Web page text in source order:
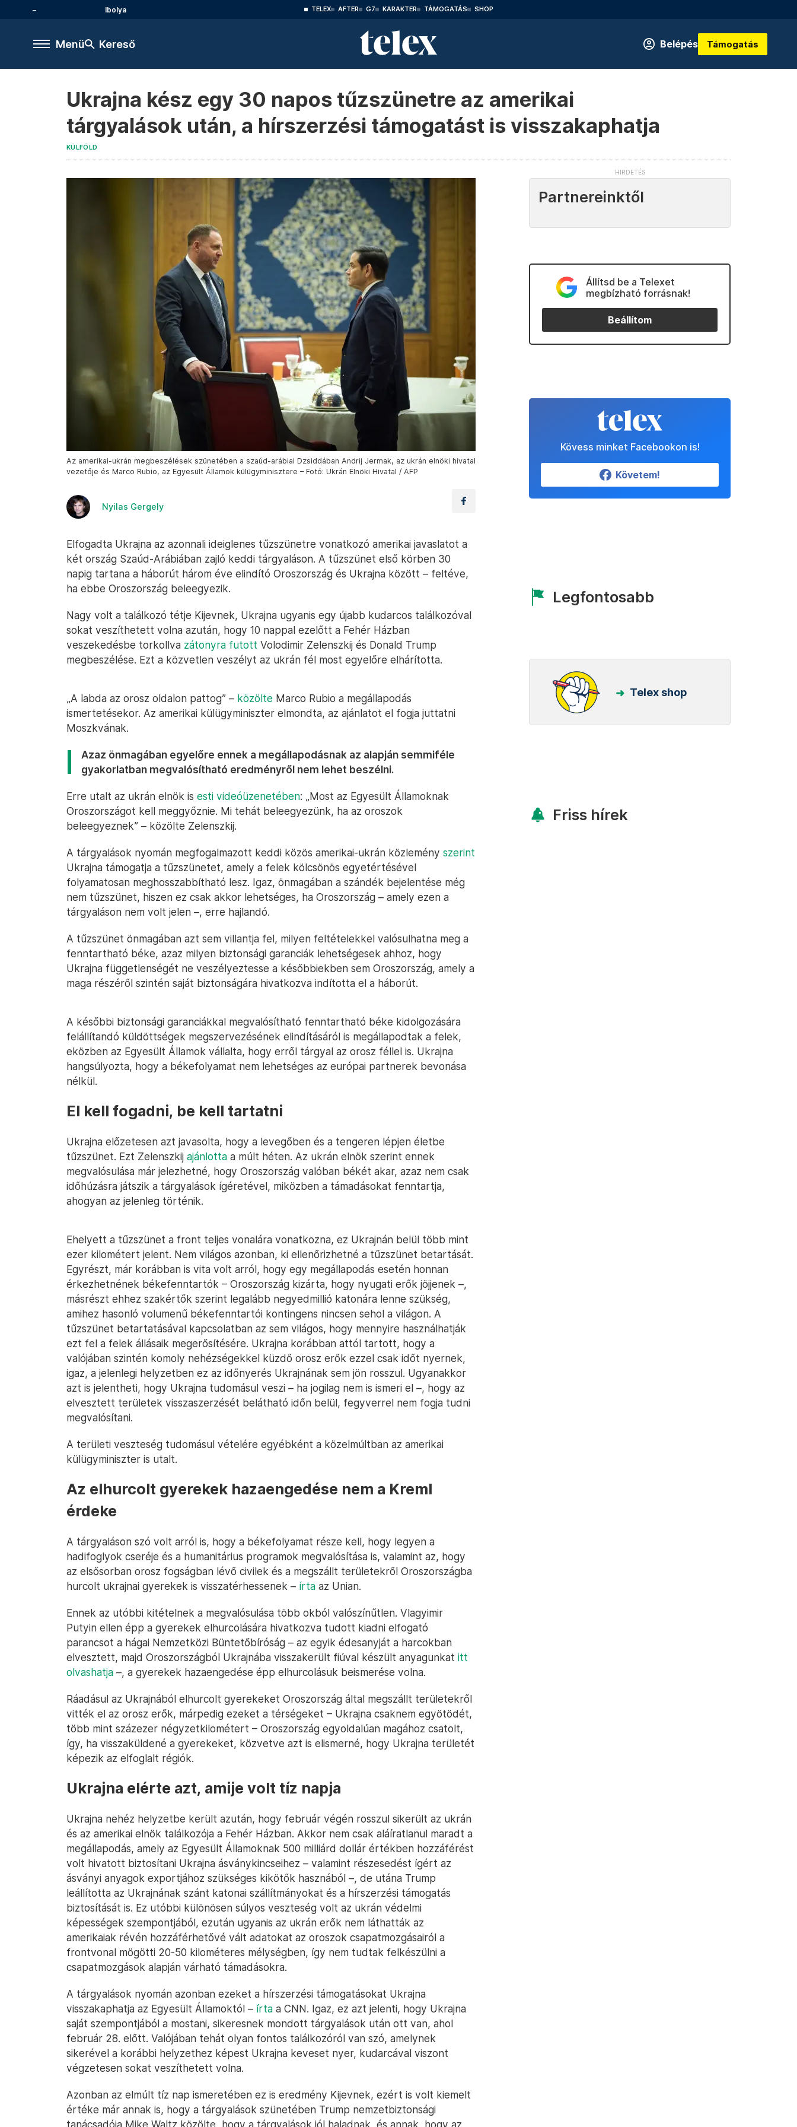
Ibolya TELEX AFTER G7 KARAKTER TÁMOGATÁS SHOP
Menü Kereső Belépés Támogatás
Ukrajna kész egy 30 napos tűzszünetre az amerikai
tárgyalások után, a hírszerzési támogatást is visszakaphatja
KÜLFÖLD
Az amerikai-ukrán megbeszélések szünetében a szaúd-arábiai Dzsiddában Andrij Jermak, az ukrán elnöki hivatal
vezetője és Marco Rubio, az Egyesült Államok külügyminisztere – Fotó: Ukrán Elnöki Hivatal / AFP
Nyilas Gergely
Elfogadta Ukrajna az azonnali ideiglenes tűzszünetre vonatkozó amerikai javaslatot a
két ország Szaúd-Arábiában zajló keddi tárgyaláson. A tűzszünet első körben 30
napig tartana a háborút három éve elindító Oroszország és Ukrajna között – feltéve,
ha ebbe Oroszország beleegyezik.
Nagy volt a találkozó tétje Kijevnek, Ukrajna ugyanis egy újabb kudarcos találkozóval
sokat veszíthetett volna azután, hogy 10 nappal ezelőtt a Fehér Házban
veszekedésbe torkollva zátonyra futott Volodimir Zelenszkij és Donald Trump
megbeszélése. Ezt a közvetlen veszélyt az ukrán fél most egyelőre elhárította.
„A labda az orosz oldalon pattog” – közölte Marco Rubio a megállapodás
ismertetésekor. Az amerikai külügyminiszter elmondta, az ajánlatot el fogja juttatni
Moszkvának.
Azaz önmagában egyelőre ennek a megállapodásnak az alapján semmiféle
gyakorlatban megvalósítható eredményről nem lehet beszélni.
Erre utalt az ukrán elnök is esti videóüzenetében: „Most az Egyesült Államoknak
Oroszországot kell meggyőznie. Mi tehát beleegyezünk, ha az oroszok
beleegyeznek” – közölte Zelenszkij.
A tárgyalások nyomán megfogalmazott keddi közös amerikai-ukrán közlemény szerint
Ukrajna támogatja a tűzszünetet, amely a felek kölcsönös egyetértésével
folyamatosan meghosszabbítható lesz. Igaz, önmagában a szándék bejelentése még
nem tűzszünet, hiszen ez csak akkor lehetséges, ha Oroszország – amely ezen a
tárgyaláson nem volt jelen –, erre hajlandó.
A tűzszünet önmagában azt sem villantja fel, milyen feltételekkel valósulhatna meg a
fenntartható béke, azaz milyen biztonsági garanciák lehetségesek ahhoz, hogy
Ukrajna függetlenségét ne veszélyeztesse a későbbiekben sem Oroszország, amely a
maga részéről szintén saját biztonságára hivatkozva indította el a háborút.
A későbbi biztonsági garanciákkal megvalósítható fenntartható béke kidolgozására
felállítandó küldöttségek megszervezésének elindításáról is megállapodtak a felek,
eközben az Egyesült Államok vállalta, hogy erről tárgyal az orosz féllel is. Ukrajna
hangsúlyozta, hogy a békefolyamat nem lehetséges az európai partnerek bevonása
nélkül.
El kell fogadni, be kell tartatni
Ukrajna előzetesen azt javasolta, hogy a levegőben és a tengeren lépjen életbe
tűzszünet. Ezt Zelenszkij ajánlotta a múlt héten. Az ukrán elnök szerint ennek
megvalósulása már jelezhetné, hogy Oroszország valóban békét akar, azaz nem csak
időhúzásra játszik a tárgyalások ígéretével, miközben a támadásokat fenntartja,
ahogyan az jelenleg történik.
Ehelyett a tűzszünet a front teljes vonalára vonatkozna, ez Ukrajnán belül több mint
ezer kilométert jelent. Nem világos azonban, ki ellenőrizhetné a tűzszünet betartását.
Egyrészt, már korábban is vita volt arról, hogy egy megállapodás esetén honnan
érkezhetnének békefenntartók – Oroszország kizárta, hogy nyugati erők jöjjenek –,
másrészt ehhez szakértők szerint legalább negyedmillió katonára lenne szükség,
amihez hasonló volumenű békefenntartói kontingens nincsen sehol a világon. A
tűzszünet betartatásával kapcsolatban az sem világos, hogy mennyire használhatják
ezt fel a felek állásaik megerősítésére. Ukrajna korábban attól tartott, hogy a
valójában szintén komoly nehézségekkel küzdő orosz erők ezzel csak időt nyernek,
igaz, a jelenlegi helyzetben ez az időnyerés Ukrajnának sem jön rosszul. Ugyanakkor
azt is jelentheti, hogy Ukrajna tudomásul veszi – ha jogilag nem is ismeri el –, hogy az
elvesztett területek visszaszerzését belátható időn belül, fegyverrel nem fogja tudni
megvalósítani.
A területi veszteség tudomásul vételére egyébként a közelmúltban az amerikai
külügyminiszter is utalt.
Az elhurcolt gyerekek hazaengedése nem a Kreml
érdeke
A tárgyaláson szó volt arról is, hogy a békefolyamat része kell, hogy legyen a
hadifoglyok cseréje és a humanitárius programok megvalósítása is, valamint az, hogy
az elsősorban orosz fogságban lévő civilek és a megszállt területekről Oroszországba
hurcolt ukrajnai gyerekek is visszatérhessenek – írta az Unian.
Ennek az utóbbi kitételnek a megvalósulása több okból valószínűtlen. Vlagyimir
Putyin ellen épp a gyerekek elhurcolására hivatkozva tudott kiadni elfogató
parancsot a hágai Nemzetközi Büntetőbíróság – az egyik édesanyját a harcokban
elvesztett, majd Oroszországból Ukrajnába visszakerült fiúval készült anyagunkat itt
olvashatja –, a gyerekek hazaengedése épp elhurcolásuk beismerése volna.
Ráadásul az Ukrajnából elhurcolt gyerekeket Oroszország által megszállt területekről
vitték el az orosz erők, márpedig ezeket a térségeket – Ukrajna csaknem egyötödét,
több mint százezer négyzetkilométert – Oroszország egyoldalúan magához csatolt,
így, ha visszaküldené a gyerekeket, közvetve azt is elismerné, hogy Ukrajna területét
képezik az elfoglalt régiók.
Ukrajna elérte azt, amije volt tíz napja
Ukrajna nehéz helyzetbe került azután, hogy február végén rosszul sikerült az ukrán
és az amerikai elnök találkozója a Fehér Házban. Akkor nem csak aláíratlanul maradt a
megállapodás, amely az Egyesült Államoknak 500 milliárd dollár értékben hozzáférést
volt hivatott biztosítani Ukrajna ásványkincseihez – valamint részesedést ígért az
ásványi anyagok exportjához szükséges kikötők hasznából –, de utána Trump
leállította az Ukrajnának szánt katonai szállítmányokat és a hírszerzési támogatás
biztosítását is. Ez utóbbi különösen súlyos veszteség volt az ukrán védelmi
képességek szempontjából, ezután ugyanis az ukrán erők nem láthatták az
amerikaiak révén hozzáférhetővé vált adatokat az oroszok csapatmozgásairól a
frontvonal mögötti 20-50 kilométeres mélységben, így nem tudtak felkészülni a
csapatmozgások alapján várható támadásokra.
A tárgyalások nyomán azonban ezeket a hírszerzési támogatásokat Ukrajna
visszakaphatja az Egyesült Államoktól – írta a CNN. Igaz, ez azt jelenti, hogy Ukrajna
saját szempontjából a mostani, sikeresnek mondott tárgyalások után ott van, ahol
február 28. előtt. Valójában tehát olyan fontos találkozóról van szó, amelynek
sikerével a korábbi helyzethez képest Ukrajna keveset nyer, kudarcával viszont
végzetesen sokat veszíthetett volna.
Azonban az elmúlt tíz nap ismeretében ez is eredmény Kijevnek, ezért is volt kiemelt
értéke már annak is, hogy a tárgyalások szünetében Trump nemzetbiztonsági
tanácsadója Mike Waltz közölte, hogy a tárgyalások jól haladnak, és annak, hogy az
Partnereinktől
Állítsd be a Telexet
megbízható forrásnak!
Beállítom
Kövess minket Facebookon is!
Követem!
Legfontosabb
Telex shop
Friss hírek